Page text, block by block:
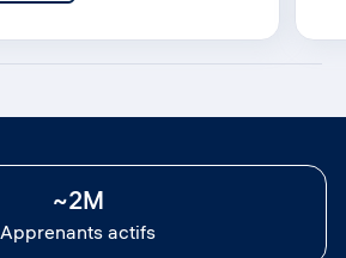
~2M
Apprenants actifs